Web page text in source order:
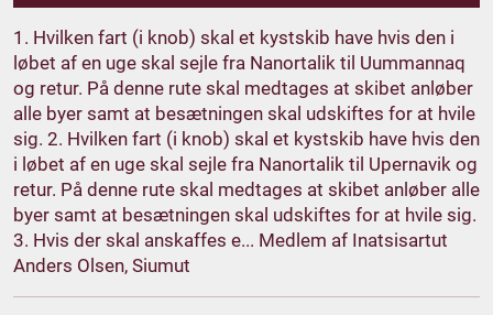
1. Hvilken fart (i knob) skal et kystskib have hvis den i
løbet af en uge skal sejle fra Nanortalik til Uummannaq
og retur. På denne rute skal medtages at skibet anløber
alle byer samt at besætningen skal udskiftes for at hvile
sig. 2. Hvilken fart (i knob) skal et kystskib have hvis den
i løbet af en uge skal sejle fra Nanortalik til Upernavik og
retur. På denne rute skal medtages at skibet anløber alle
byer samt at besætningen skal udskiftes for at hvile sig.
3. Hvis der skal anskaffes e... Medlem af Inatsisartut
Anders Olsen, Siumut